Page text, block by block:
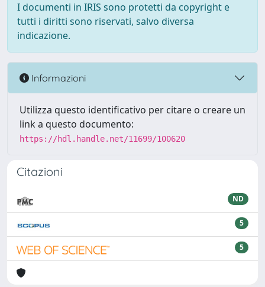
I documenti in IRIS sono protetti da copyright e
tutti i diritti sono riservati, salvo diversa
indicazione.
Informazioni
Utilizza questo identificativo per citare o creare un
link a questo documento:
https://hdl.handle.net/11699/100620
Citazioni
ND
5
5